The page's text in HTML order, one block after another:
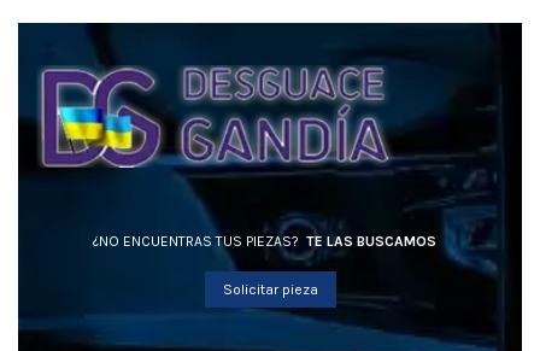
¿NO ENCUENTRAS TUS PIEZAS? TE LAS BUSCAMOS
Solicitar pieza